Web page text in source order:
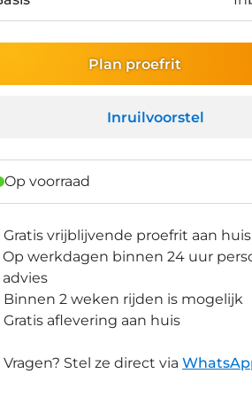
Plan proefrit
Inruilvoorstel
Op voorraad
Gratis vrijblijvende proefrit aan huis
Op werkdagen binnen 24 uur
advies
Binnen 2 weken rijden is mogelijk
Gratis aflevering aan huis
Vragen? Stel ze direct via